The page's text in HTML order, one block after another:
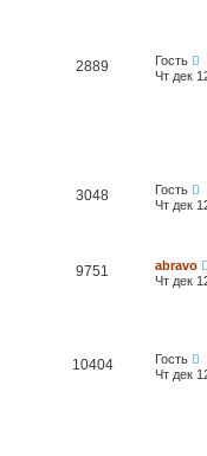
2889
Гость
Чт дек
3048
Гость
Чт дек
9751
abravo
Чт дек
10404
Гость
Чт дек